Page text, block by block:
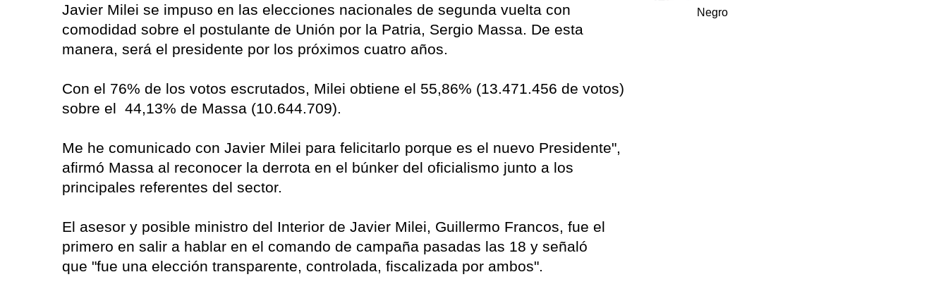
Javier Milei se impuso en las elecciones nacionales de segunda vuelta con
comodidad sobre el postulante de Unión por la Patria, Sergio Massa. De esta
manera, será el presidente por los próximos cuatro años.
Con el 76% de los votos escrutados, Milei obtiene el 55,86% (13.471.456 de votos)
sobre el 44,13% de Massa (10.644.709).
Me he comunicado con Javier Milei para felicitarlo porque es el nuevo Presidente",
afirmó Massa al reconocer la derrota en el búnker del oficialismo junto a los
principales referentes del sector.
El asesor y posible ministro del Interior de Javier Milei, Guillermo Francos, fue el
primero en salir a hablar en el comando de campaña pasadas las 18 y señaló
que "fue una elección transparente, controlada, fiscalizada por ambos".
Negro